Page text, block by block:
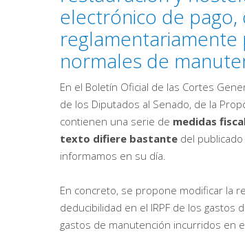
electrónico de
reglamentariamente
normales de
En el Boletín Oficial de las Cortes
de los Diputados al Senado, de la
contienen una serie de medidas
texto difiere bastante del
informamos en su día.
En concreto, se propone modificar la
deducibilidad en el IRPF de los gastos
gastos de manutención incurridos en